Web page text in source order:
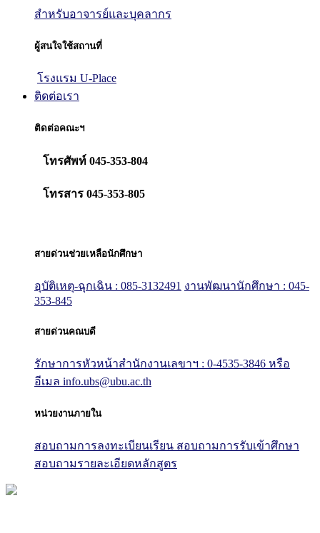
สำหรับอาจารย์และบุคลากร
ผู้สนใจใช้สถานที่
โรงแรม U-Place
ติดต่อเรา
ติดต่อคณะฯ
โทรศัพท์ 045-353-804
โทรสาร 045-353-805
สายด่วนช่วยเหลือนักศึกษา
อุบัติเหตุ-ฉุกเฉิน : 085-3132491 งานพัฒนานักศึกษา : 045-
353-845
สายด่วนคณบดี
รักษาการหัวหน้าสำนักงานเลขาฯ : 0-4535-3846 หรือ
อีเมล info.ubs@ubu.ac.th
หน่วยงานภายใน
สอบถามการลงทะเบียนเรียน สอบถามการรับเข้าศึกษา
สอบถามรายละเอียดหลักสูตร